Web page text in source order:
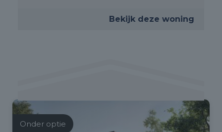
Bekijk deze woning
Onder optie